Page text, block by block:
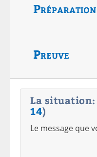
Préparation
Preuve
La situation:
14)
Le message que